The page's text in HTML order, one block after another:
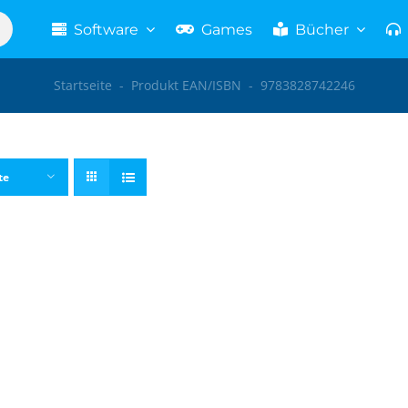
Software Games Bücher
Startseite - Produkt EAN/ISBN - 9783828742246